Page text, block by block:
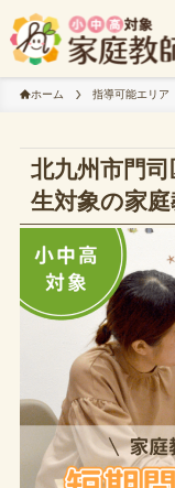
ホーム 指導可能エリア
北九州市門
生対象の家